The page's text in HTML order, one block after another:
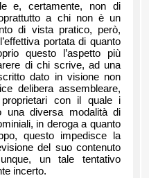
e, certamente, non di
a chi non è un
di vista pratico, però,
portata di quanto
questo l’aspetto più
di chi scrive, ad una
dato in visione non
delibera assembleare,
con il quale i
una diversa modalità di
in deroga a quanto
questo impedisce la
del suo contenuto
un tale tentativo
incerto.